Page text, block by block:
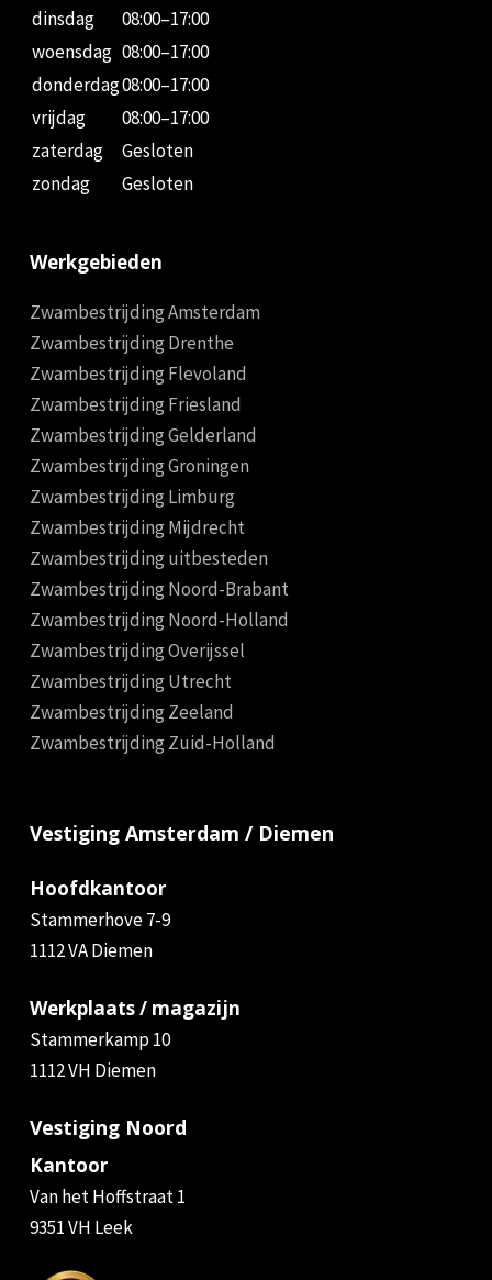
dinsdag
08:00–17:00
woensdag 08:00–17:00
donderdag08:00–17:00
vrijdag
08:00–17:00
zaterdag
Gesloten
zondag
Gesloten
Werkgebieden
Zwambestrijding Amsterdam
Zwambestrijding Drenthe
Zwambestrijding Flevoland
Zwambestrijding Friesland
Zwambestrijding Gelderland
Zwambestrijding Groningen
Zwambestrijding Limburg
Zwambestrijding Mijdrecht
Zwambestrijding uitbesteden
Zwambestrijding Noord-Brabant
Zwambestrijding Noord-Holland
Zwambestrijding Overijssel
Zwambestrijding Utrecht
Zwambestrijding Zeeland
Zwambestrijding Zuid-Holland
Vestiging Amsterdam / Diemen
Hoofdkantoor
Stammerhove 7-9
1112 VA Diemen
Werkplaats / magazijn
Stammerkamp 10
1112 VH Diemen
Vestiging Noord
Kantoor
Van het Hoffstraat 1
9351 VH Leek